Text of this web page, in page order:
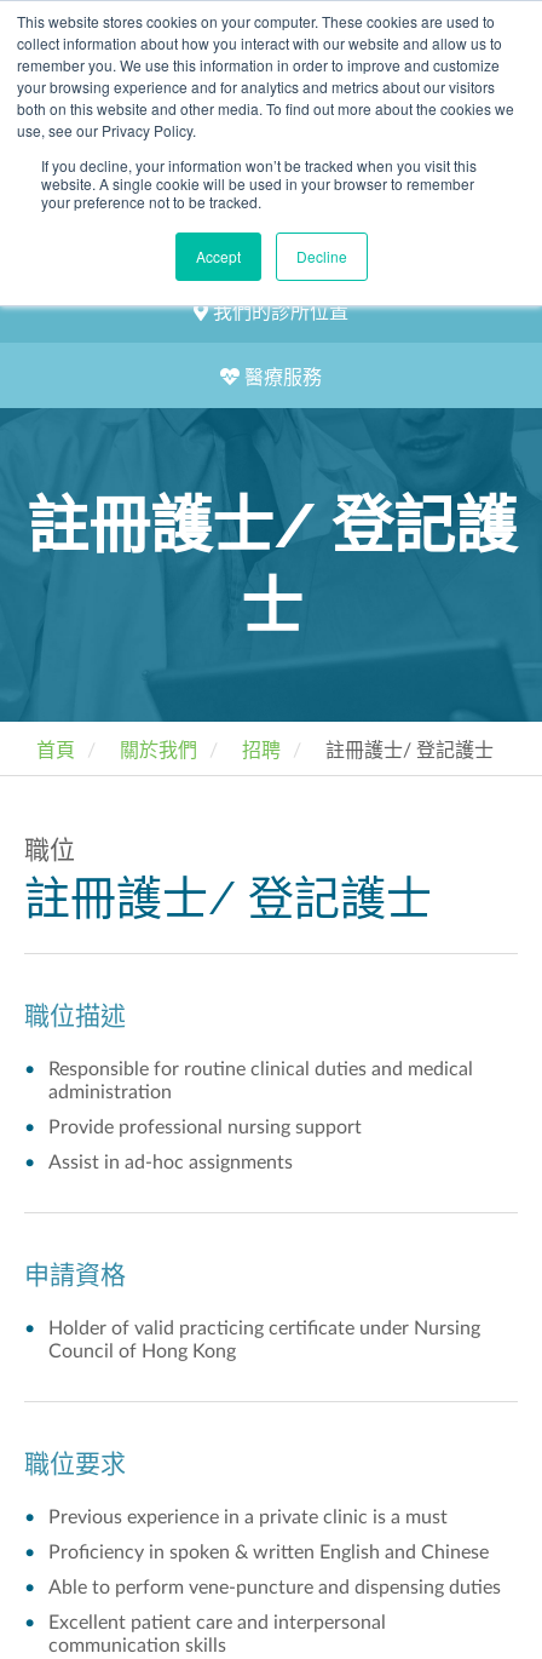
This website stores cookies on your computer. These cookies are used to
collect information about how you interact with our website and allow us to
remember you. We use this information in order to improve and customize
your browsing experience and for analytics and metrics about our visitors
both on this website and other media. To find out more about the cookies we
use, see our Privacy Policy.
If you decline, your information won’t be tracked when you visit this
website. A single cookie will be used in your browser to remember
your preference not to be tracked.
Accept Decline
2155 9055
預約
我們的診所位置
醫療服務
註冊護士/ 登記護
士
首頁 關於我們 招聘 註冊護士/ 登記護士
職位
註冊護士/ 登記護士
職位描述
Responsible for routine clinical duties and medical
administration
Provide professional nursing support
Assist in ad-hoc assignments
申請資格
Holder of valid practicing certificate under Nursing
Council of Hong Kong
職位要求
Previous experience in a private clinic is a must
Proficiency in spoken & written English and Chinese
Able to perform vene-puncture and dispensing duties
Excellent patient care and interpersonal
communication skills